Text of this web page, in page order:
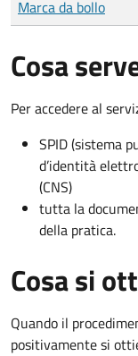
Marca da bollo
Cosa
Per accedere al
SPID (sistema
d’identità
(CNS)
tutta la
della pratica.
Cosa si
Quando il
positivamente si